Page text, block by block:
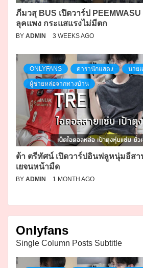
ภีมวสุ BUS เปิดวาร์ป
ลุคแพง กระแสแรงไม่มีตก
BY ADMIN 3 WEEKS AGO
ONLYFANS ดารานักแสดง นาย
ผู้ชายหล่อจากทางบ้าน
ต้า ตรีทัศน์ เปิดวาร์ปอินฟลูหนุ่มอีสา
เยจนหน้ามืด
BY ADMIN 1 MONTH AGO
Onlyfans
Single Column Posts Subtitle